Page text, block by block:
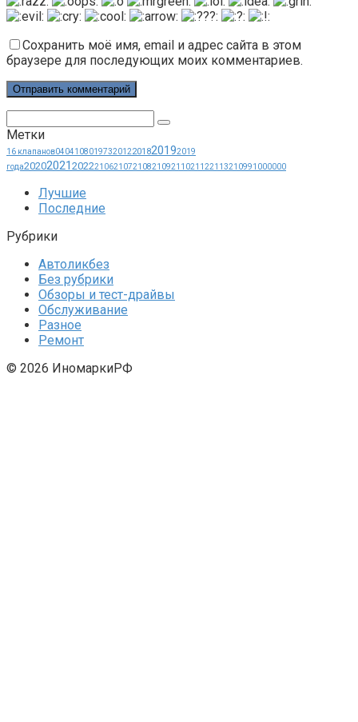
Сохранить моё имя, email и адрес сайта в этом
браузере для последующих моих комментариев.
Метки
16 клапанов0404108019732012201820192019
года20202021 20222106210721082109211021122113210991000000
Лучшие
Последние
Рубрики
Автоликбез
Без рубрики
Обзоры и тест-драйвы
Обслуживание
Разное
Ремонт
© 2026 ИномаркиРФ